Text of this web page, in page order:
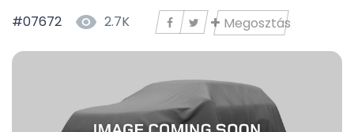
#07672 2.7K Megosztás